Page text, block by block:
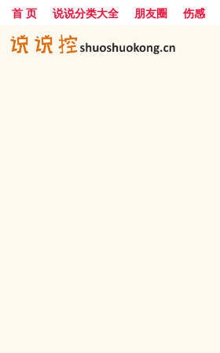
首 页 说说分类大全 朋友圈 伤感
励志
爱情 搞笑